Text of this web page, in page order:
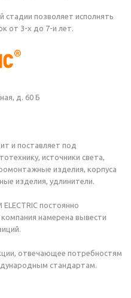
позволяет исполнять
от 3-х до 7-и лет.
д. 60 Б
и поставляет под
источники света,
изделия, корпуса
изделия, удлинители.
постоянно
намерена вывести
отвечающее потребностям
стандартам.